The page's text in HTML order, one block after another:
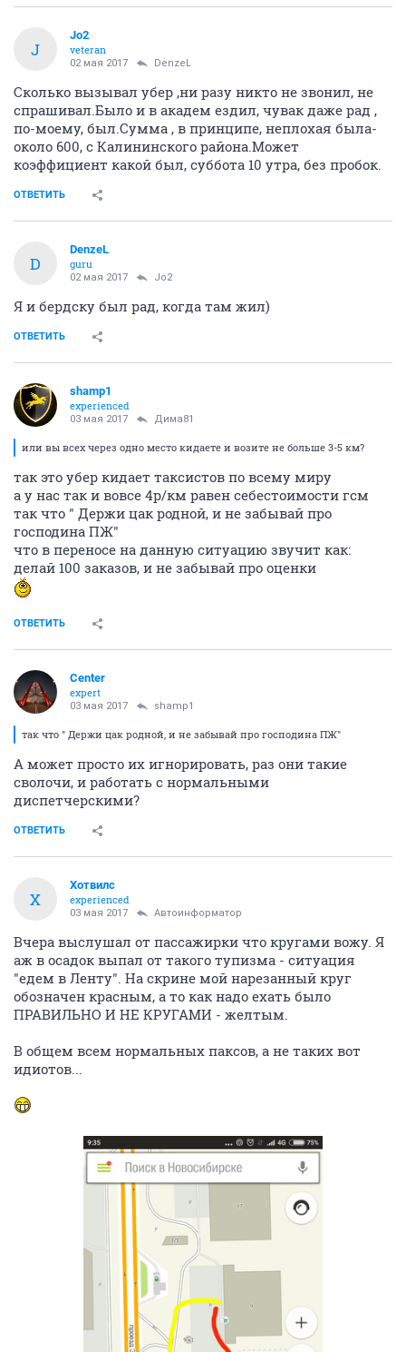
J
Jo2
veteran
02 мая 2017 DenzeL
Сколько вызывал убер ,ни разу никто не звонил, не
спрашивал.Было и в академ ездил, чувак даже рад ,
по-моему, был.Сумма , в принципе, неплохая была-
около 600, с Калининского района.Может
коэффициент какой был, суббота 10 утра, без пробок.
ОТВЕТИТЬ
D
DenzeL
guru
02 мая 2017 Jo2
Я и бердску был рад, когда там жил)
ОТВЕТИТЬ
shamp1
experienced
03 мая 2017 Дима81
или вы всех через одно место кидаете и возите не больше 3-5 км?
так это убер кидает таксистов по всему миру
а у нас так и вовсе 4р/км равен себестоимости гсм
так что " Держи цак родной, и не забывай про
господина ПЖ"
что в переносе на данную ситуацию звучит как:
делай 100 заказов, и не забывай про оценки
ОТВЕТИТЬ
Center
expert
03 мая 2017 shamp1
так что " Держи цак родной, и не забывай про господина ПЖ"
А может просто их игнорировать, раз они такие
сволочи, и работать с нормальными
диспетчерскими?
ОТВЕТИТЬ
Х
Хотвилс
experienced
03 мая 2017 Автоинформатор
Вчера выслушал от пассажирки что кругами вожу. Я
аж в осадок выпал от такого тупизма - ситуация
"едем в Ленту". На скрине мой нарезанный круг
обозначен красным, а то как надо ехать было
ПРАВИЛЬНО И НЕ КРУГАМИ - желтым.
В общем всем нормальных паксов, а не таких вот
идиотов...